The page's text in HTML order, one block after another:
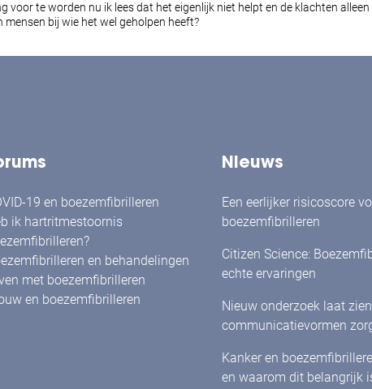
voor te worden nu ik lees dat het eigenlijk niet helpt en de klachten
mensen bij wie het wel geholpen heeft?
19 en boezemfibrilleren
ik hartritmestoornis
en behandelingen
met boezemfibrilleren
en boezemfibrilleren
Nieuws
Een eerlijker risicoscore
boezemfibrilleren
Citizen Science:
echte ervaringen
Nieuw onderzoek laat
communicatievormen
met boezemfibrilleren
Kanker en
en waarom dit belangrijk